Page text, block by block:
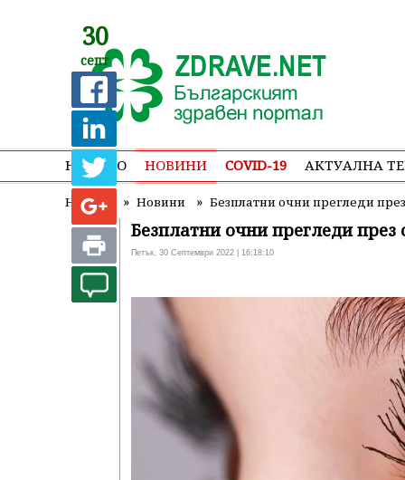
НАЧАЛО НОВИНИ COVID-19 АКТУАЛНА
Начало » Новини » Безплатни очни прегледи
30
септ
Безплатни очни прегледи
Петък, 30 Септември 2022 | 16:18:10